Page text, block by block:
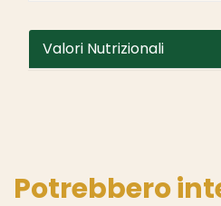
Valori Nutrizionali
Potrebbero